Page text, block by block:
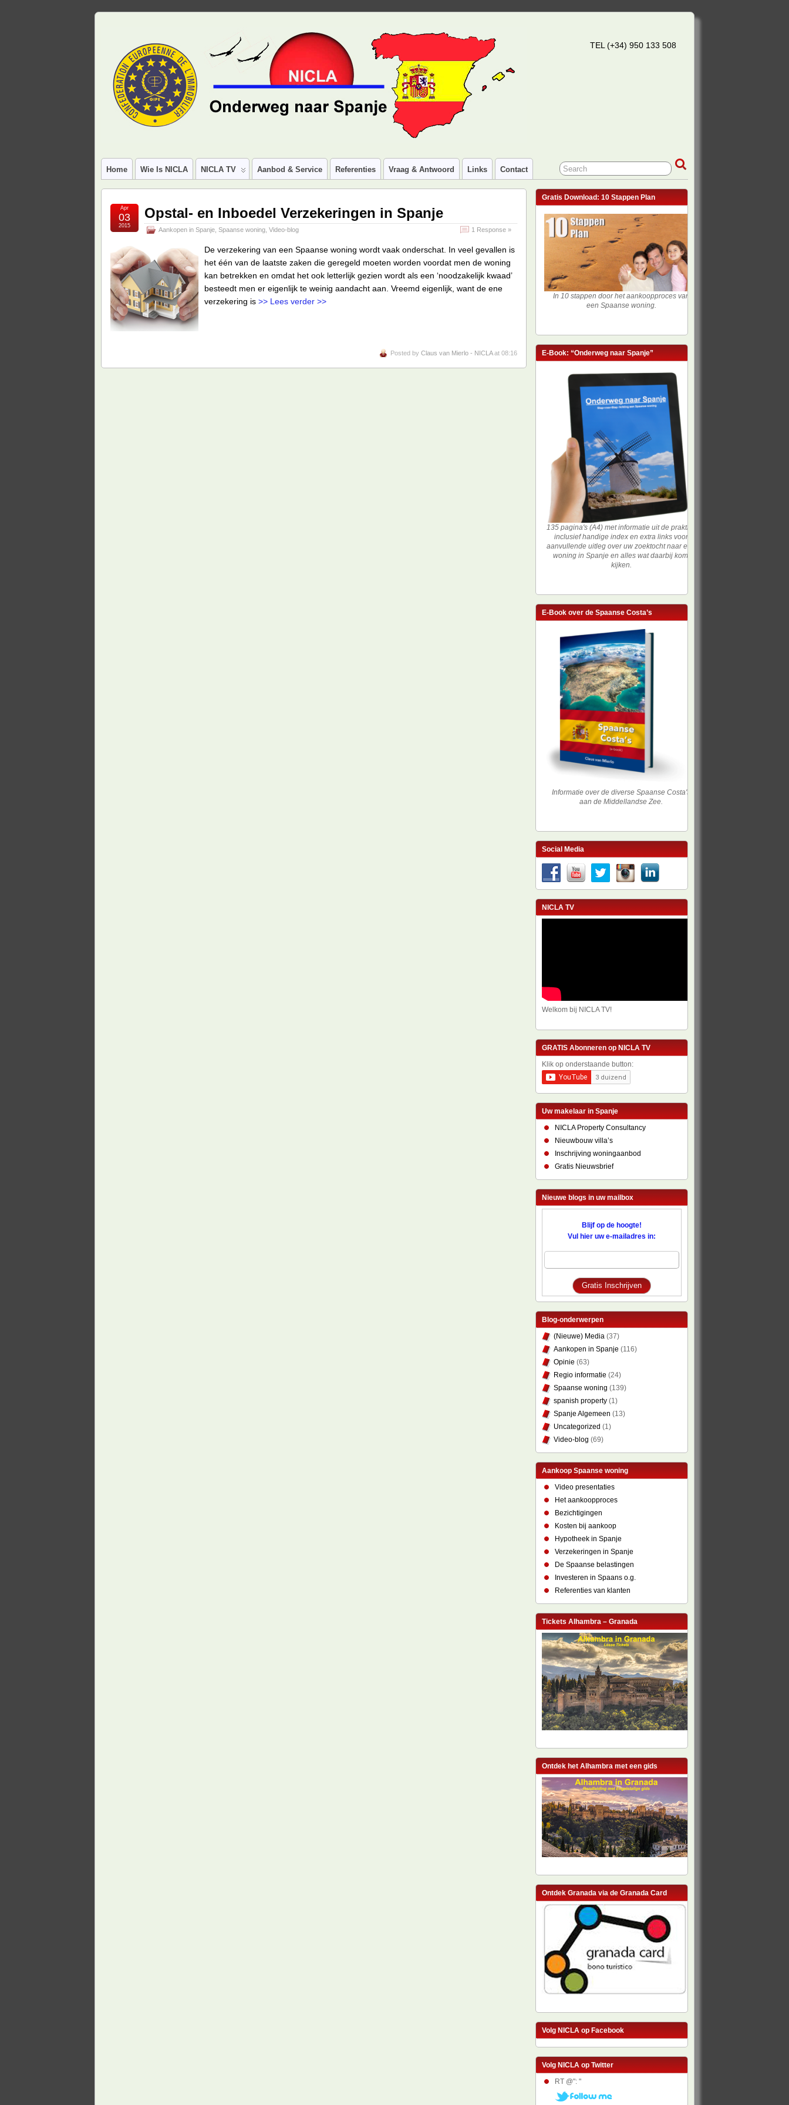
TEL (+34) 950 133 508
Home Wie Is NICLA NICLA TV Aanbod & Service Referenties Vraag & Antwoord Links Contact
Opstal- en Inboedel Verzekeringen in Spanje
Aankopen in Spanje Spaanse woning Video-blog 1 Response »
Apr
03
2015
De verzekering van een Spaanse woning wordt vaak onderschat. In veel gevallen is
het één van de laatste zaken die geregeld moeten worden voordat men de woning
kan betrekken en omdat het ook letterlijk gezien wordt als een ‘noodzakelijk kwaad’
besteedt men er eigenlijk te weinig aandacht aan. Vreemd eigenlijk, want de ene
verzekering is >> Lees verder >>
Posted by Claus van Mierlo - NICLAat 08:16
Gratis Download: 10 Stappen Plan
In 10 stappen door het aankoopproces van
een Spaanse woning.
E-Book: “Onderweg naar Spanje”
135 pagina's (A4) met informatie uit de praktijk,
inclusief handige index en extra links voor
aanvullende uitleg over uw zoektocht naar een
woning in Spanje en alles wat daarbij komt
kijken.
E-Book over de Spaanse Costa’s
Informatie over de diverse Spaanse Costa's
aan de Middellandse Zee.
Social Media
NICLA TV
Welkom bij NICLA TV!
GRATIS Abonneren op NICLA TV
Klik op onderstaande button:
Uw makelaar in Spanje
NICLA Property Consultancy
Nieuwbouw villa’s
Inschrijving woningaanbod
Gratis Nieuwsbrief
Nieuwe blogs in uw mailbox
Blijf op de hoogte!
Vul hier uw e-mailadres in:
Blog-onderwerpen
(Nieuwe) Media (37)
Aankopen in Spanje (116)
Opinie (63)
Regio informatie (24)
Spaanse woning (139)
spanish property (1)
Spanje Algemeen (13)
Uncategorized (1)
Video-blog (69)
Aankoop Spaanse woning
Video presentaties
Het aankoopproces
Bezichtigingen
Kosten bij aankoop
Hypotheek in Spanje
Verzekeringen in Spanje
De Spaanse belastingen
Investeren in Spaans o.g.
Referenties van klanten
Tickets Alhambra – Granada
Ontdek het Alhambra met een gids
Ontdek Granada via de Granada Card
Volg NICLA op Facebook
Volg NICLA op Twitter
RT @": "